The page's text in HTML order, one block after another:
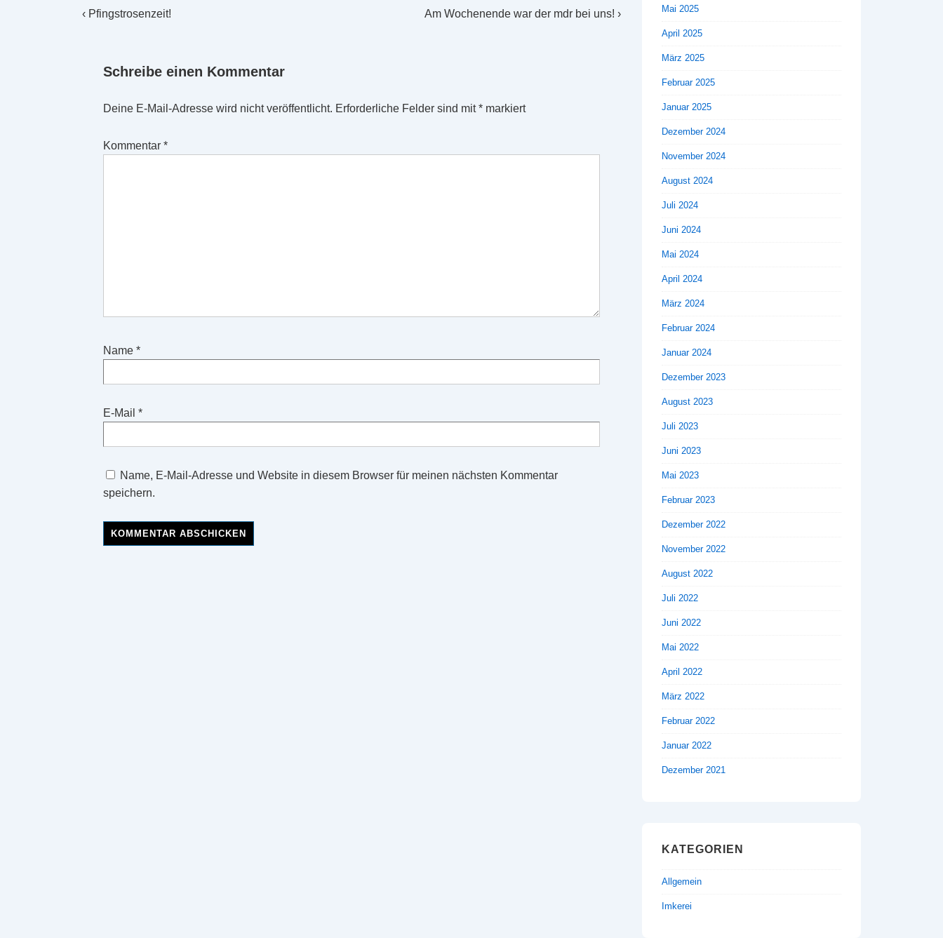
Beitragsnavigation
Vorheriger
‹ Pfingstrosenzeit!
Nächster
Am Wochenende war der mdr bei uns! ›
Schreibe einen Kommentar
Deine E-Mail-Adresse wird nicht veröffentlicht. Erforderliche Felder sind mit* markiert
Kommentar *
Name *
E-Mail *
Name, E-Mail-Adresse und Website in diesem Browser für meinen nächsten Kommentar
speichern.
Mai 2025
April 2025
März 2025
Februar 2025
Januar 2025
Dezember 2024
November 2024
August 2024
Juli 2024
Juni 2024
Mai 2024
April 2024
März 2024
Februar 2024
Januar 2024
Dezember 2023
August 2023
Juli 2023
Juni 2023
Mai 2023
Februar 2023
Dezember 2022
November 2022
August 2022
Juli 2022
Juni 2022
Mai 2022
April 2022
März 2022
Februar 2022
Januar 2022
Dezember 2021
KATEGORIEN
Allgemein
Imkerei